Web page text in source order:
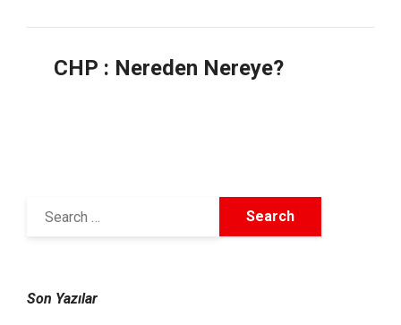
CHP : Nereden Nereye?
Son Yazılar